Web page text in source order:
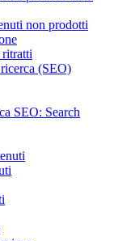
non prodotti
ritratti
(SEO)
SEO: Search